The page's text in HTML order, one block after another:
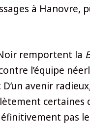
à Hanovre,
remportent la
l’équipe
avenir
certaines
pas